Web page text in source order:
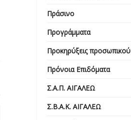
Πράσινο
Προγράμματα
Προκηρύξεις προσωπικού
Πρόνοια Επιδόματα
Σ.Α.Π. ΑΙΓΑΛΕΩ
Σ.Β.Α.Κ. ΑΙΓΑΛΕΩ